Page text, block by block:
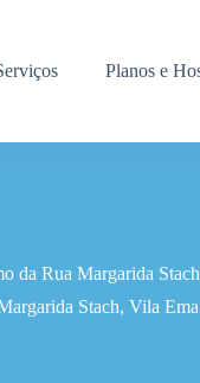
Planos e
da Rua Margarida
Stach, Vila